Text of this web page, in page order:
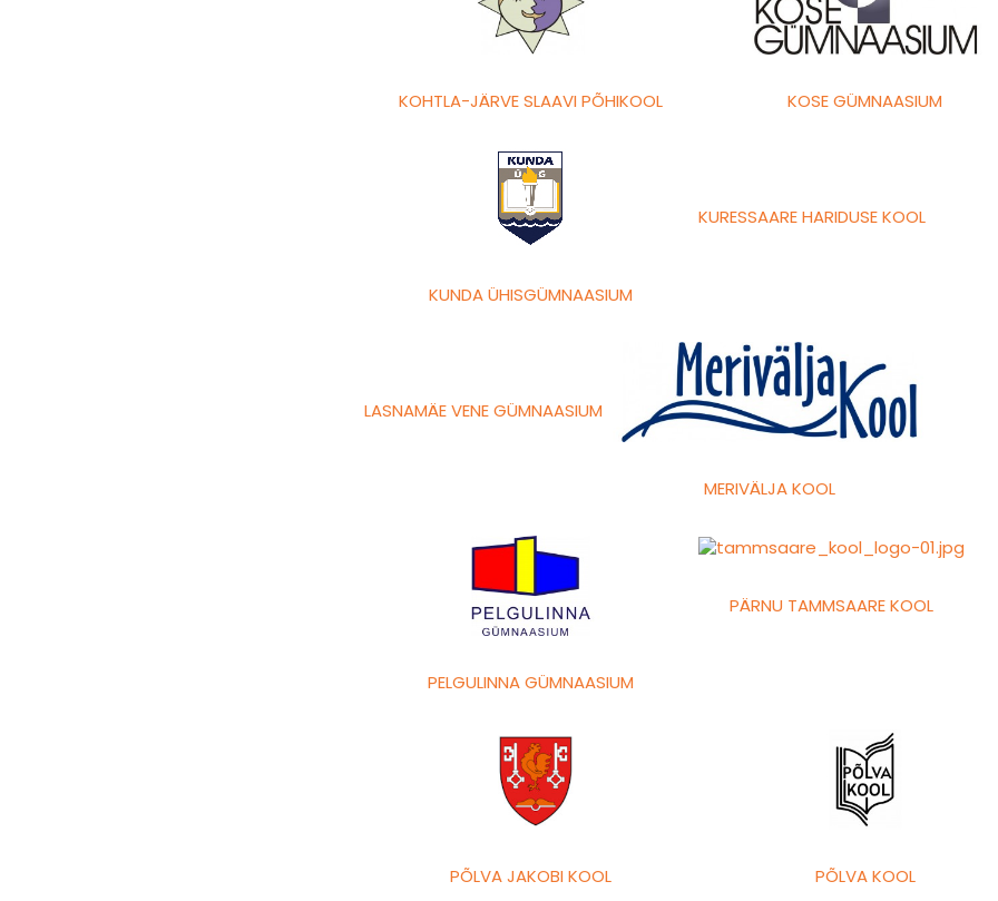
KOHTLA-JÄRVE SLAAVI PÕHIKOOL KOSE GÜMNAASIUM
KUNDA ÜHISGÜMNAASIUM
KURESSAARE HARIDUSE KOOL
LASNAMÄE VENE GÜMNAASIUM
MERIVÄLJA KOOL
PELGULINNA GÜMNAASIUM
PÄRNU TAMMSAARE KOOL
PÕLVA JAKOBI KOOL PÕLVA KOOL